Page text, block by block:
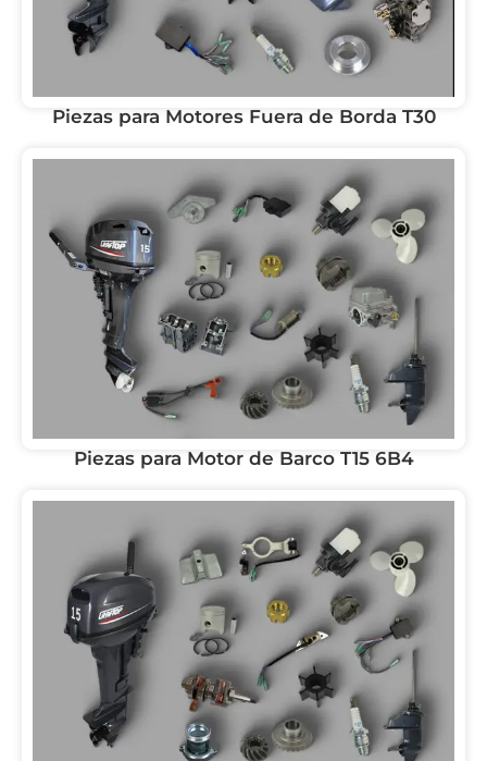
Piezas para Motores Fuera de Borda T30
Piezas para Motor de Barco T15 6B4